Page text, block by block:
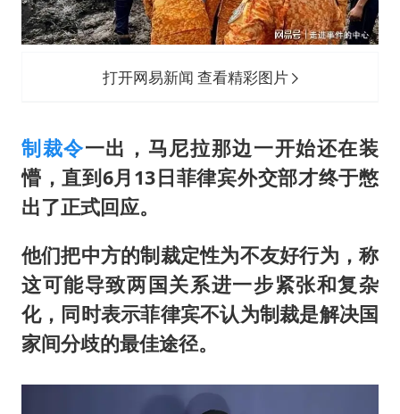
打开网易新闻 查看精彩图片
制裁令一出，马尼拉那边一开始还在装
懵，直到6月13日菲律宾外交部才终于憋
出了正式回应。
他们把中方的制裁定性为不友好行为，称
这可能导致两国关系进一步紧张和复杂
化，同时表示菲律宾不认为制裁是解决国
家间分歧的最佳途径。